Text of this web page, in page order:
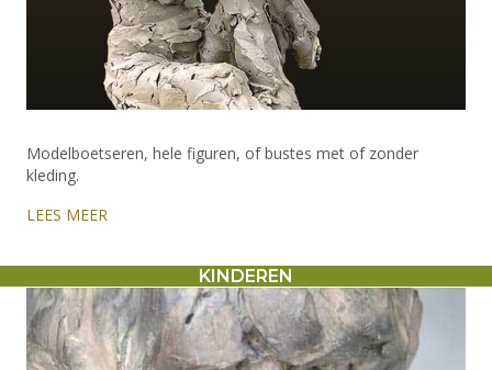
Modelboetseren, hele figuren, of bustes met of zonder
kleding.
LEES MEER
KINDEREN